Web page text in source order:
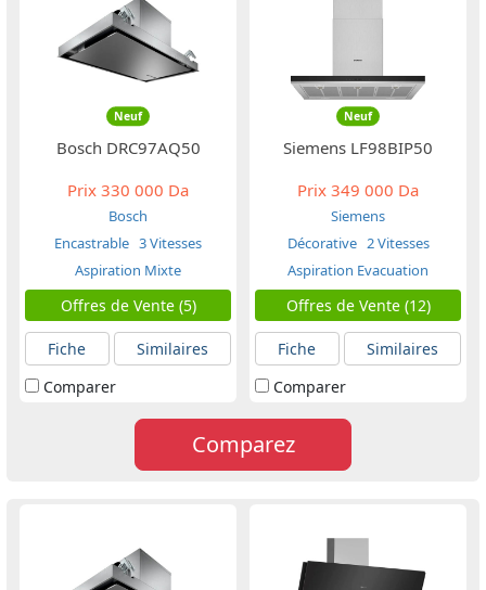
Neuf
Bosch DRC97AQ50
Prix 330 000 Da
Bosch
Encastrable 3 Vitesses
Aspiration Mixte
Offres de Vente (5)
Fiche
Similaires
Comparer
Neuf
Siemens LF98BIP50
Prix 349 000 Da
Siemens
Décorative 2 Vitesses
Aspiration Evacuation
Offres de Vente (12)
Fiche
Similaires
Comparer
Comparez